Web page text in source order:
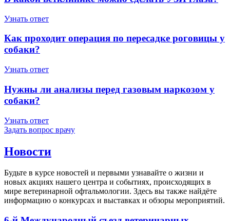
Узнать ответ
Как проходит операция по пересадке роговицы у
собаки?
Узнать ответ
Нужны ли анализы перед газовым наркозом у
собаки?
Узнать ответ
Задать вопрос врачу
Новости
Будьте в курсе новостей и первыми узнавайте о жизни и
новых акциях нашего центра и событиях, происходящих в
мире ветеринарной офтальмологии. Здесь вы также найдёте
информацию о конкурсах и выставках и обзоры мероприятий.